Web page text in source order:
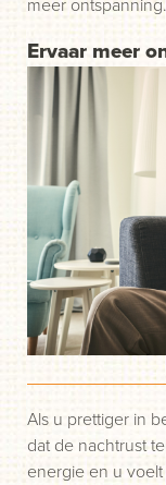
Ervaar meer
Als u prettiger in
dat de nachtrust
energie en u